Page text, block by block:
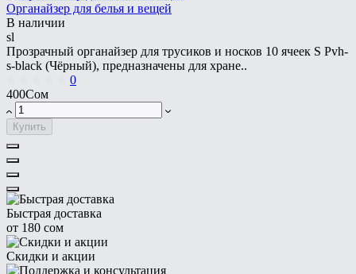
Органайзер для белья и вещей
В наличии
sl
Прозрачный органайзер для трусиков и носков 10 ячеек S Pvh-
s-black (Чёрный), предназначены для хране..
0
400Сом
Купить
Быстрая доставка
от 180 сом
Скидки и акции